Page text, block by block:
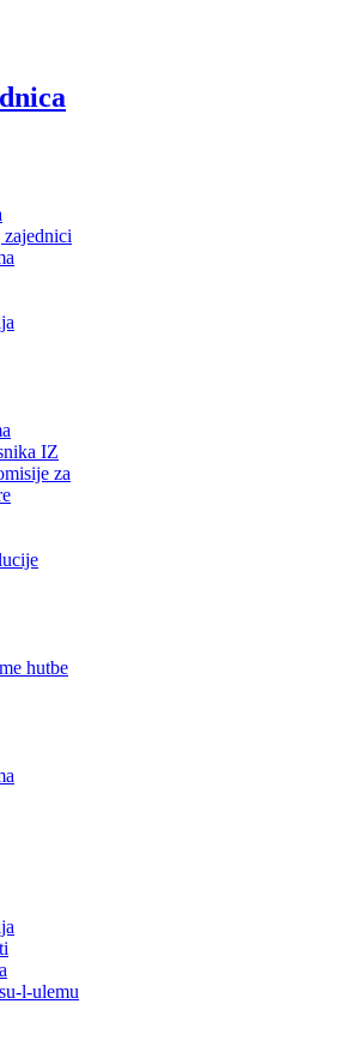
IZ
za
hutbe
l-ulemu